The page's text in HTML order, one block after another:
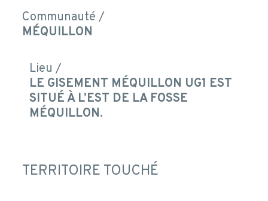
Communauté /
MÉQUILLON
Lieu /
LE GISEMENT MÉQUILLON UG1 EST
SITUÉ À L’EST DE LA FOSSE
MÉQUILLON.
TERRITOIRE TOUCHÉ